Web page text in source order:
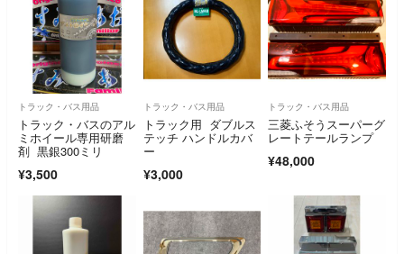
トラック・バス用品
トラック・バスのアル
ミホイール専用研磨
剤 黒銀300ミリ
¥3,500
トラック・バス用品
トラック用 ダブルス
テッチ ハンドルカバ
ー
¥3,000
トラック・バス用品
三菱ふそうスーパーグ
レートテールランプ
¥48,000